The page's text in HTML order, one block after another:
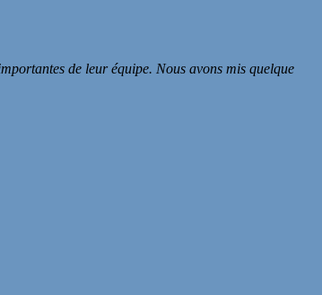
de leur équipe. Nous avons mis quelque